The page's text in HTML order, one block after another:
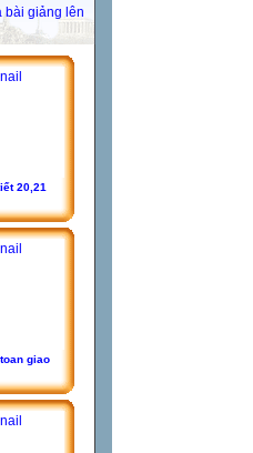
bài giảng lên
20,21
giao